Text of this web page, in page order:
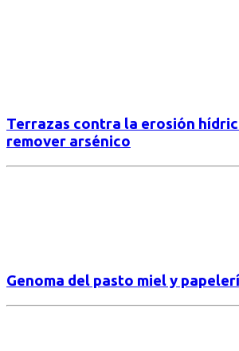
Terraza s contra la erosión
remover arsénico
Genoma del pasto miel y